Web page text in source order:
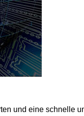
und eine schnelle